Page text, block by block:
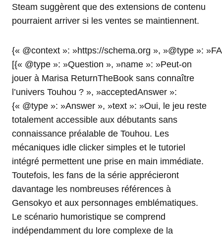
Steam suggèrent que des extensions de contenu
pourraient arriver si les ventes se maintiennent.
{« @context »: »https://schema.org », »@type »:
[{« @type »: »Question », »name »: »Peut-on
jouer à Marisa ReturnTheBook sans connaître
l’univers Touhou ? », »acceptedAnswer »:
{« @type »: »Answer », »text »: »Oui, le jeu reste
totalement accessible aux débutants sans
connaissance préalable de Touhou. Les
mécaniques idle clicker simples et le tutoriel
intégré permettent une prise en main immédiate.
Toutefois, les fans de la série apprécieront
davantage les nombreuses références à
Gensokyo et aux personnages emblématiques.
Le scénario humoristique se comprend
indépendamment du lore complexe de la